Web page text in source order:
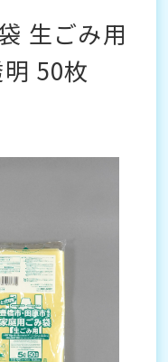
生ごみ用
50枚